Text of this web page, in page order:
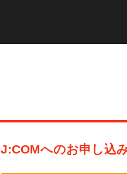
J:COMへのお申し込